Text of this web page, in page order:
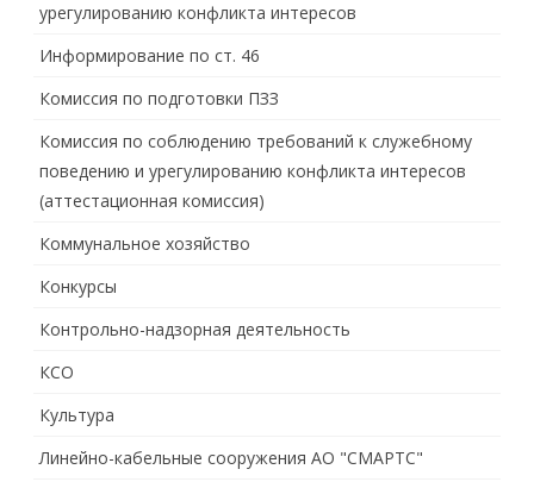
урегулированию конфликта интересов
Информирование по ст. 46
Комиссия по подготовки ПЗЗ
Комиссия по соблюдению требований к служебному
поведению и урегулированию конфликта интересов
(аттестационная комиссия)
Коммунальное хозяйство
Конкурсы
Контрольно-надзорная деятельность
КСО
Культура
Линейно-кабельные сооружения АО "СМАРТС"